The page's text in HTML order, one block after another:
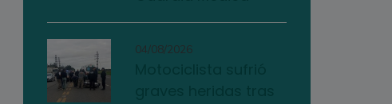
04/08/2026